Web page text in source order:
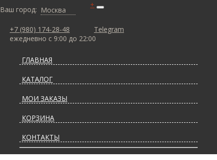
Ваш город: Москва
+7 (980) 174-28-48
Telegram
ежедневно с 9:00 до 22:00
+
ГЛАВНАЯ
КАТАЛОГ
МОИ ЗАКАЗЫ
КОРЗИНА
КОНТАКТЫ